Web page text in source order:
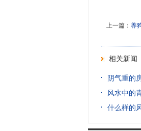
上一篇： 养
相关新闻
阴气重的
风水中的
什么样的